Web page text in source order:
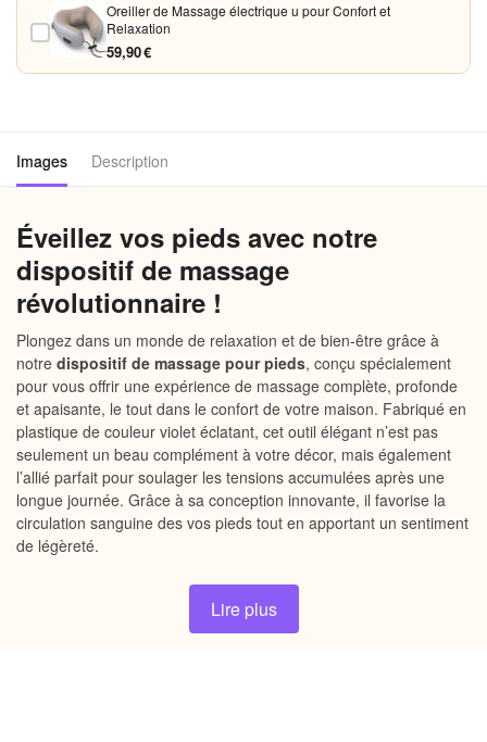
Oreiller de Massage électrique u pour Confort et
Relaxation
59,90 €
Images Description
Éveillez vos pieds avec notre
dispositif de massage
révolutionnaire !
Plongez dans un monde de relaxation et de bien-être grâce à
notre dispositif de massage pour pieds, conçu spécialement
pour vous offrir une expérience de massage complète, profonde
et apaisante, le tout dans le confort de votre maison. Fabriqué en
plastique de couleur violet éclatant, cet outil élégant n’est pas
seulement un beau complément à votre décor, mais également
l’allié parfait pour soulager les tensions accumulées après une
longue journée. Grâce à sa conception innovante, il favorise la
circulation sanguine des vos pieds tout en apportant un sentiment
de légèreté.
Lire plus